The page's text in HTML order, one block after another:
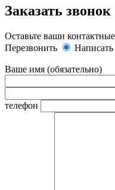
Заказать звонок
Оставьте ваши
Перезвонить
Написать
Ваше имя (обязательно)
телефон